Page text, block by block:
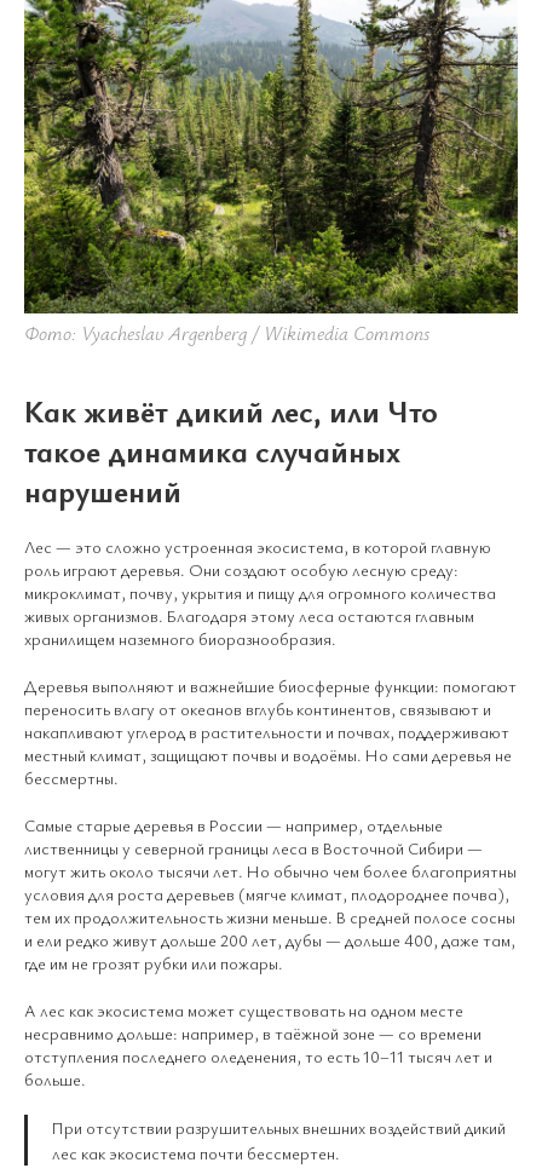
Фото: Vyacheslav Argenberg / Wikimedia Commons
Как живёт дикий лес, или Что
такое динамика случайных
нарушений
Лес — это сложно устроенная экосистема, в которой главную
роль играют деревья. Они создают особую лесную среду:
микроклимат, почву, укрытия и пищу для огромного количества
живых организмов. Благодаря этому леса остаются главным
хранилищем наземного биоразнообразия.
Деревья выполняют и важнейшие биосферные функции: помогают
переносить влагу от океанов вглубь континентов, связывают и
накапливают углерод в растительности и почвах, поддерживают
местный климат, защищают почвы и водоёмы. Но сами деревья не
бессмертны.
Самые старые деревья в России — например, отдельные
лиственницы у северной границы леса в Восточной Сибири —
могут жить около тысячи лет. Но обычно чем более благоприятны
условия для роста деревьев (мягче климат, плодороднее почва),
тем их продолжительность жизни меньше. В средней полосе сосны
и ели редко живут дольше 200 лет, дубы — дольше 400, даже там,
где им не грозят рубки или пожары.
А лес как экосистема может существовать на одном месте
несравнимо дольше: например, в таёжной зоне — со времени
отступления последнего оледенения, то есть 10–11 тысяч лет и
больше.
При отсутствии разрушительных внешних воздействий дикий
лес как экосистема почти бессмертен.